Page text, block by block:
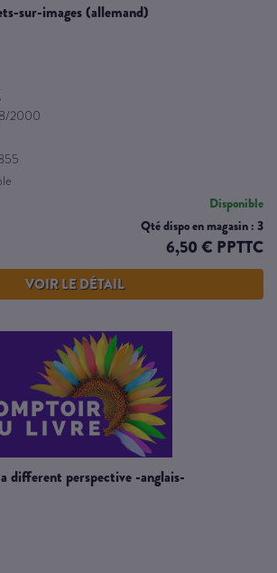
sur-images (allemand)
2000
Disponible
Qté dispo en magasin : 3
6,50 € PPTTC
VOIR LE DÉTAIL
different perspective -anglais-